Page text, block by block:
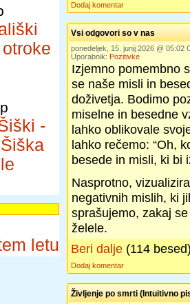
-
letu
Dodaj komentar
Vsi odgovori so v nas
ponedeljek, 15. junij 2026 @ 05:02
Uporabnik: Pozitivke
Izjemno pomembno
se naše misli in
doživetja. Bodimo
miselne in besedne
lahko oblikovale
lahko rečemo: “Oh,
besede in misli, ki bi
Nasprotno,
negativnih mislih, ki
sprašujemo, zakaj
želele.
Beri dalje (114
Dodaj komentar
Življenje po smrti (Intuitivno